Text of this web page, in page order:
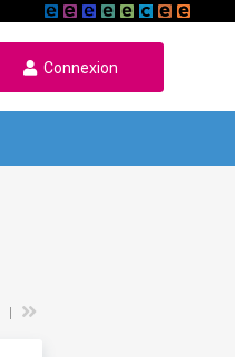
Connexion